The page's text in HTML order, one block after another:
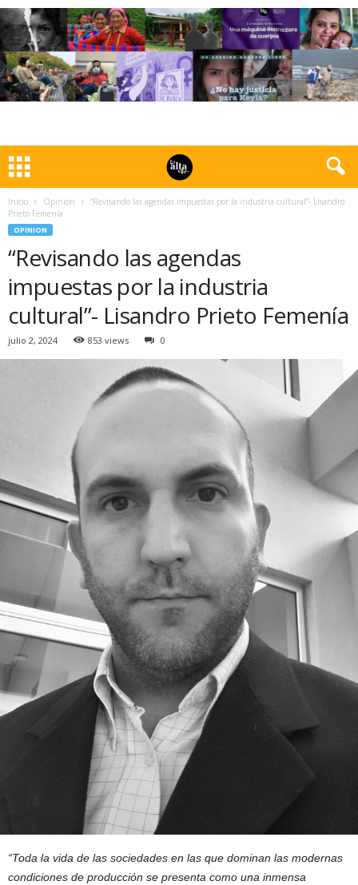
Inicio Opinion
“Revisando las agendas impuestas por la industria cultural”- Lisandro
Prieto Femenía
OPINION
“Revisando las agendas
impuestas por la industria
cultural”- Lisandro Prieto Femenía
julio 2, 2024 853 views 0
“Toda la vida de las sociedades en las que dominan las modernas
condiciones de producción se presenta como una inmensa